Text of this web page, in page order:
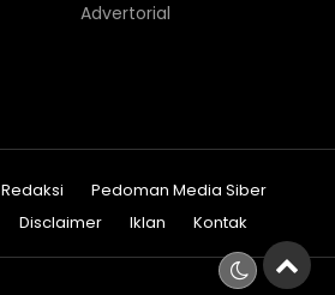
Advertorial
Redaksi
Pedoman Media Siber
Disclaimer Iklan Kontak